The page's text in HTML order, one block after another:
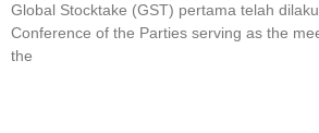
Global Stocktake (GST) pertama telah
Conference of the Parties serving as the
the